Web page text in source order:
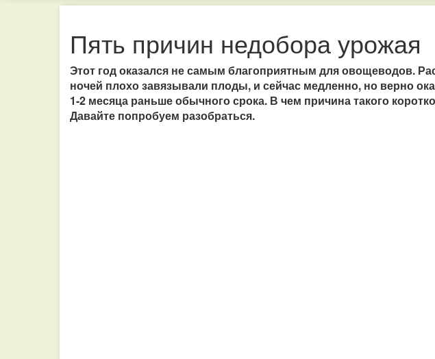
Пять причин недобора урожая
Этот год оказался не самым благоприятным для овощеводов.
ночей плохо завязывали плоды, и сейчас медленно, но верно
1-2 месяца раньше обычного срока. В чем причина такого
Давайте попробуем разобраться.